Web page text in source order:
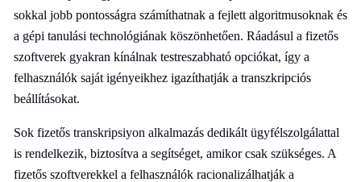
sokkal jobb pontosságra számíthatnak a fejlett algoritmusoknak és
a gépi tanulási technológiának köszönhetően. Ráadásul a fizetős
szoftverek gyakran kínálnak testreszabható opciókat, így a
felhasználók saját igényeikhez igazíthatják a transzkripciós
beállításokat.
Sok fizetős transkripsiyon alkalmazás dedikált ügyfélszolgálattal
is rendelkezik, biztosítva a segítséget, amikor csak szükséges. A
fizetős szoftverekkel a felhasználók racionalizálhatják a